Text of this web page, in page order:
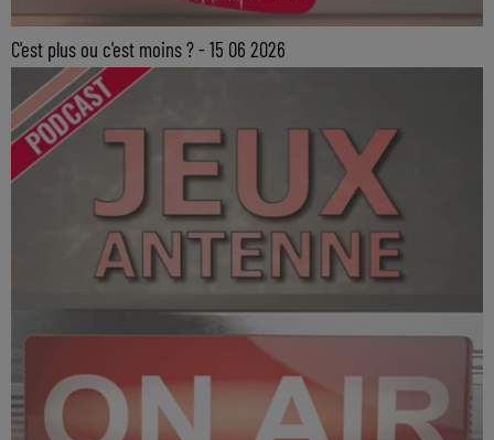
C'est plus ou c'est moins ? - 15 06 2026